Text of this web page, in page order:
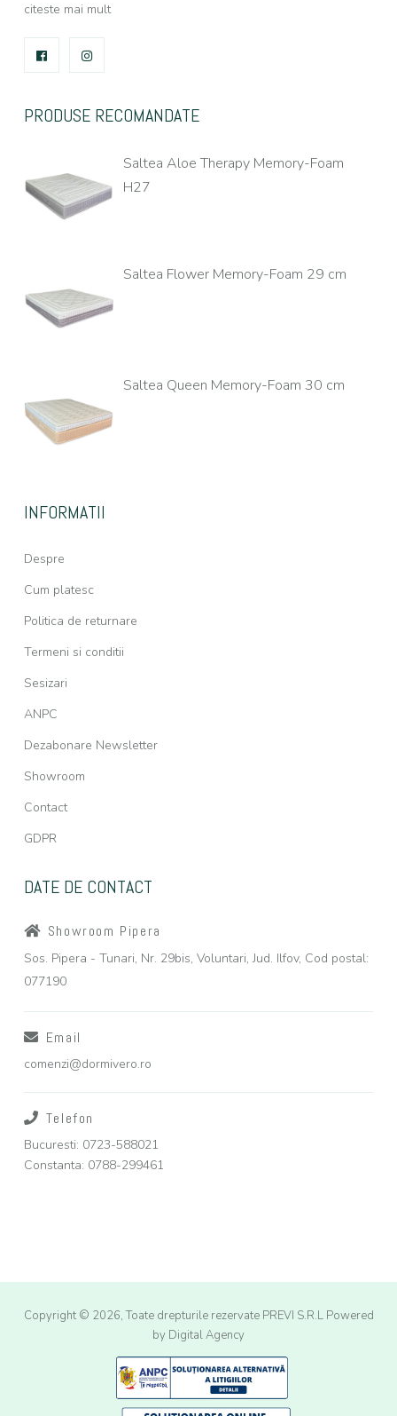
citeste mai mult
FACEBOOK
PRODUSE RECOMANDATE
Saltea Aloe Therapy Memory-Foam
H27
Saltea Flower Memory-Foam 29 cm
Saltea Queen Memory-Foam 30 cm
INFORMATII
Despre
Cum platesc
Politica de returnare
Termeni si conditii
Sesizari
ANPC
Dezabonare Newsletter
Showroom
Contact
GDPR
DATE DE CONTACT
Showroom Pipera
Sos. Pipera - Tunari, Nr. 29bis, Voluntari, Jud. Ilfov, Cod postal:
077190
Email
comenzi@dormivero.ro
Telefon
Bucuresti: 0723-588021
Constanta: 0788-299461
Copyright © 2026, Toate drepturile rezervate PREVI S.R.L Powered
by Digital Agency